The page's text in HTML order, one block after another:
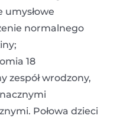
normalnego
18
zespół wrodzony,
Połowa dzieci